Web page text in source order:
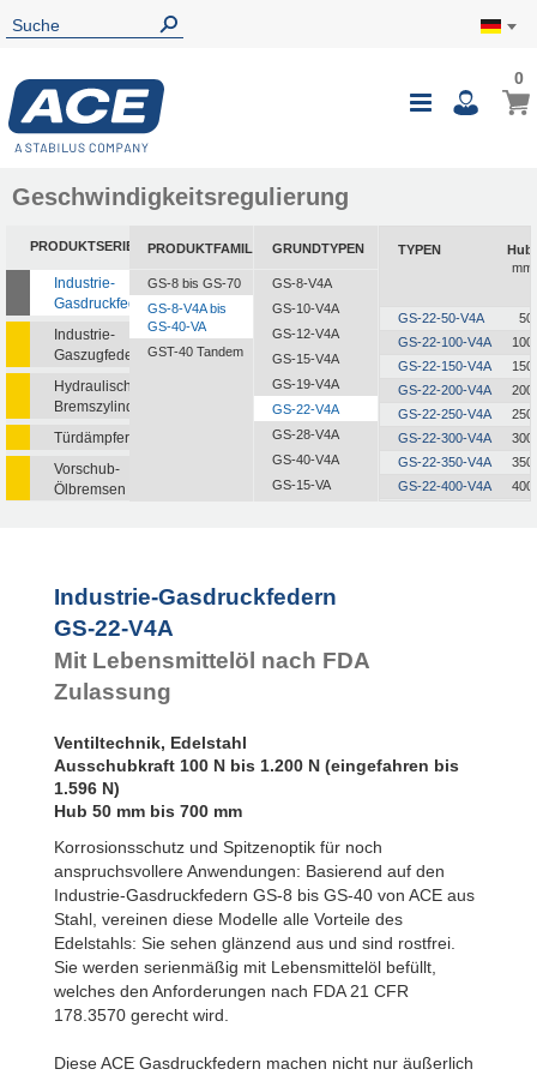
0
Geschwindigkeitsregulierung
PRODUKTSERIEN
Industrie-
Gasdruckfedern
Industrie-
Gaszugfedern
Hydraulische
Bremszylinder
Türdämpfer
Vorschub-
Ölbremsen
PRODUKTFAMILIEN
GS-8 bis GS-70
GS-8-V4A bis
GS-40-VA
GST-40 Tandem
GRUNDTYPEN
GS-8-V4A
GS-10-V4A
GS-12-V4A
GS-15-V4A
GS-19-V4A
GS-22-V4A
GS-28-V4A
GS-40-V4A
GS-15-VA
GS-40-VA
TYPEN
Hub
mm
GS-22-50-V4A
50
GS-22-100-V4A
100
GS-22-150-V4A
150
GS-22-200-V4A
200
GS-22-250-V4A
250
GS-22-300-V4A
300
GS-22-350-V4A
350
GS-22-400-V4A
400
Industrie-Gasdruckfedern
GS-22-V4A
Mit Lebensmittelöl nach FDA
Zulassung
Ventiltechnik, Edelstahl
Ausschubkraft 100 N bis 1.200 N (eingefahren bis
1.596 N)
Hub 50 mm bis 700 mm
Korrosionsschutz und Spitzenoptik für noch
anspruchsvollere Anwendungen: Basierend auf den
Industrie-Gasdruckfedern GS-8 bis GS-40 von ACE aus
Stahl, vereinen diese Modelle alle Vorteile des
Edelstahls: Sie sehen glänzend aus und sind rostfrei.
Sie werden serienmäßig mit Lebensmittelöl befüllt,
welches den Anforderungen nach FDA 21 CFR
178.3570 gerecht wird.
Diese ACE Gasdruckfedern machen nicht nur äußerlich